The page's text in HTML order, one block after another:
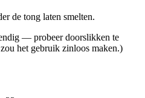
de tong laten smelten.
— probeer doorslikken te
het gebruik zinloos maken.)